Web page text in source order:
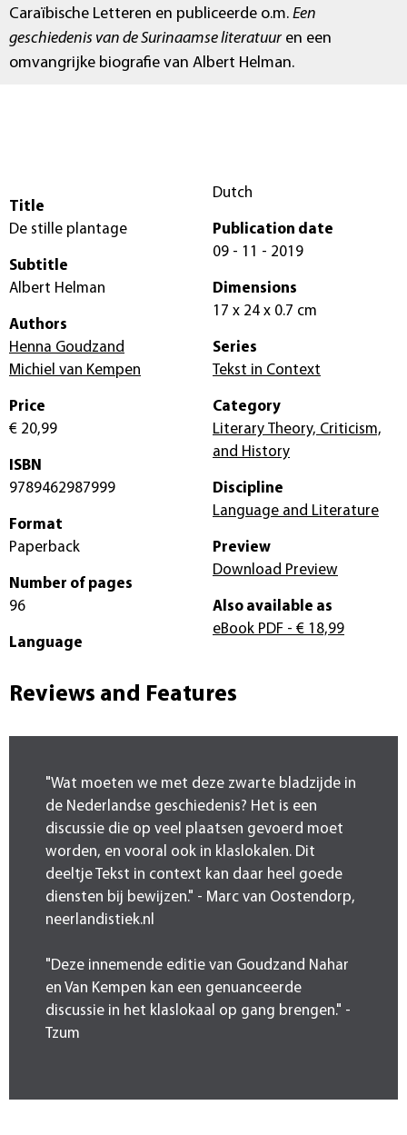
Caraïbische Letteren en publiceerde o.m. Een
geschiedenis van de Surinaamse literatuur en een
omvangrijke biografie van Albert Helman.
Title
De stille plantage
Subtitle
Albert Helman
Authors
Henna Goudzand
Michiel van Kempen
Price
€ 20,99
ISBN
9789462987999
Format
Paperback
Number of pages
96
Language
Dutch
Publication date
09 - 11 - 2019
Dimensions
17 x 24 x 0.7 cm
Series
Tekst in Context
Category
Literary Theory, Criticism,
and History
Discipline
Language and Literature
Preview
Download Preview
Also available as
eBook PDF - € 18,99
Reviews and Features
"Wat moeten we met deze zwarte bladzijde in
de Nederlandse geschiedenis? Het is een
discussie die op veel plaatsen gevoerd moet
worden, en vooral ook in klaslokalen. Dit
deeltje Tekst in context kan daar heel goede
diensten bij bewijzen." - Marc van Oostendorp,
neerlandistiek.nl
"Deze innemende editie van Goudzand Nahar
en Van Kempen kan een genuanceerde
discussie in het klaslokaal op gang brengen." -
Tzum